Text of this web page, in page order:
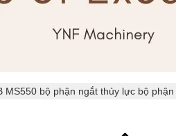
MS550 bộ phận ngắt thủy lực bộ